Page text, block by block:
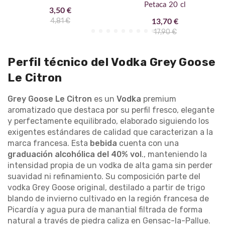
3,50 €
4,81 €
Petaca 20 cl
13,70 €
17,90 €
Perfil técnico del Vodka Grey Goose
Le Citron
Grey Goose Le Citron es un Vodka premium
aromatizado que destaca por su perfil fresco, elegante
y perfectamente equilibrado, elaborado siguiendo los
exigentes estándares de calidad que caracterizan a la
marca francesa. Esta bebida cuenta con una
graduación alcohólica del 40% vol., manteniendo la
intensidad propia de un vodka de alta gama sin perder
suavidad ni refinamiento. Su composición parte del
vodka Grey Goose original, destilado a partir de trigo
blando de invierno cultivado en la región francesa de
Picardía y agua pura de manantial filtrada de forma
natural a través de piedra caliza en Gensac-la-Pallue.